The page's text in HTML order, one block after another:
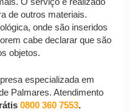
de outros materiais.
onde são inseridos
cabe declarar que são
objetos.
especializada em
Palmares. Atendimento
0800 360 7553.